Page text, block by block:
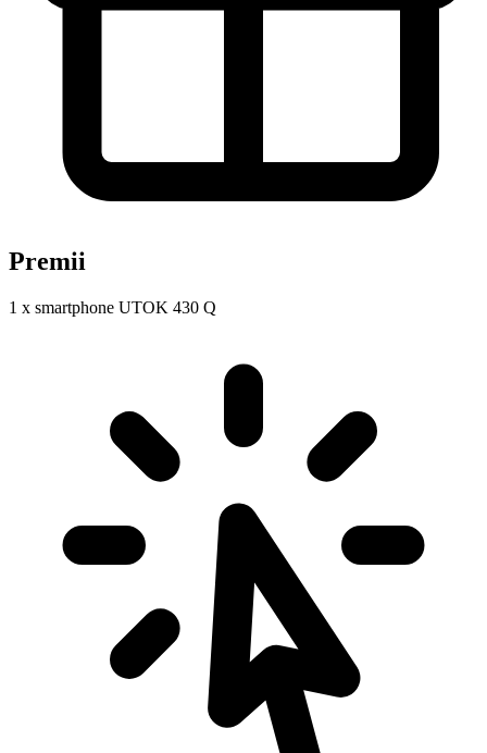
Premii
1 x smartphone UTOK 430 Q